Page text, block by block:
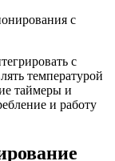
с
с
температурой
таймеры и
и работу